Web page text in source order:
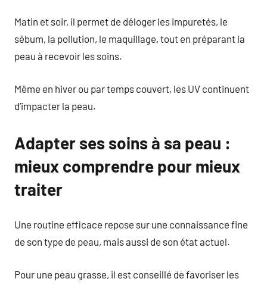
Matin et soir, il permet de déloger les impuretés, le
sébum, la pollution, le maquillage, tout en préparant la
peau à recevoir les soins.
Même en hiver ou par temps couvert, les UV continuent
d’impacter la peau.
Adapter ses soins à sa peau :
mieux comprendre pour mieux
traiter
Une routine efficace repose sur une connaissance fine
de son type de peau, mais aussi de son état actuel.
Pour une peau grasse, il est conseillé de favoriser les